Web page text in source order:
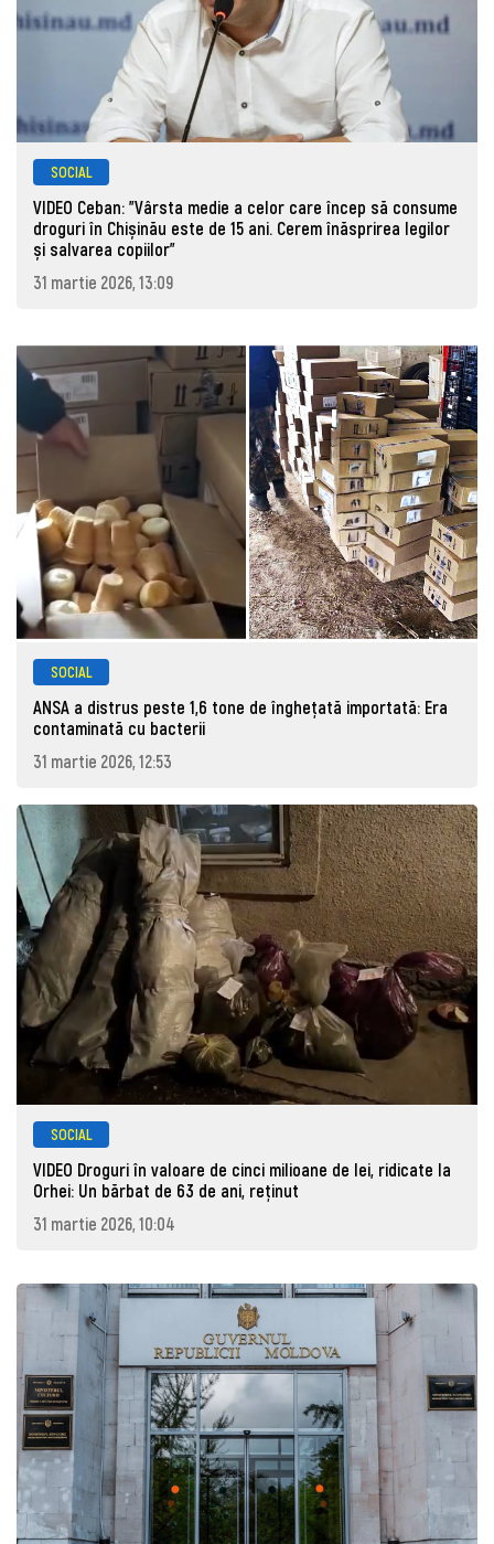
SOCIAL
VIDEO Ceban: "Vârsta medie a celor care încep să consume
droguri în Chișinău este de 15 ani. Cerem înăsprirea legilor
și salvarea copiilor"
31 martie 2026, 13:09
SOCIAL
ANSA a distrus peste 1,6 tone de înghețată importată: Era
contaminată cu bacterii
31 martie 2026, 12:53
SOCIAL
VIDEO Droguri în valoare de cinci milioane de lei, ridicate la
Orhei: Un bărbat de 63 de ani, reţinut
31 martie 2026, 10:04